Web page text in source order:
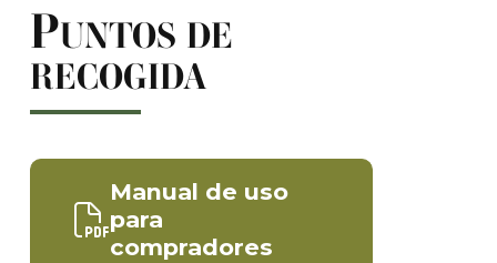
PUNTOS DE
RECOGIDA
Manual de uso
para
compradores